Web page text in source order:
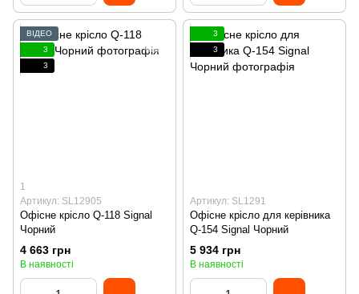
ВІДЕО
3
3
1
Артикул: SL12905
Офісне крісло Q-118 Signal
Чорний
4 663 грн
В наявності
3
3
Артикул: SL1291
Офісне крісло для керівника
Q-154 Signal Чорний
5 934 грн
В наявності